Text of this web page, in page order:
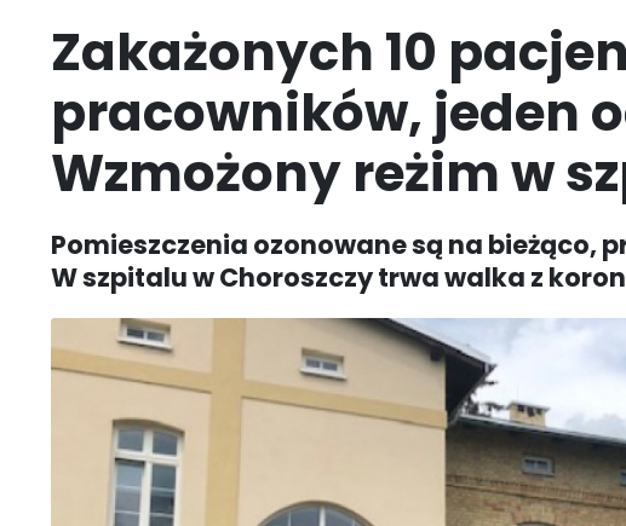
Zakażonych 10
pracowników, jeden
Wzmożony reżim w
Pomieszczenia ozonowane są na bieżąco,
W szpitalu w Choroszczy trwa walka z